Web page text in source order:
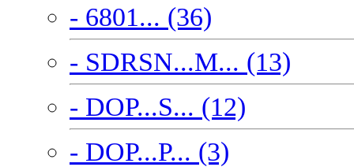
- 6801... (36)
- SDRSN...M... (13)
- DOP...S... (12)
- DOP...P... (3)